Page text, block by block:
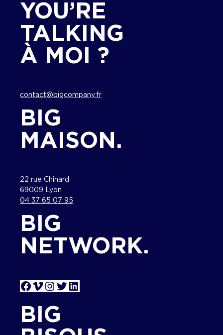
YOU’RE
TALKING
À MOI ?
contact@bigcompany.fr
BIG
MAISON.
22 rue Chinard
69009 Lyon
04 37 65 07 95
BIG
NETWORK.
Facebook Vimeo Instagram Twitter LinkedIn
BIG